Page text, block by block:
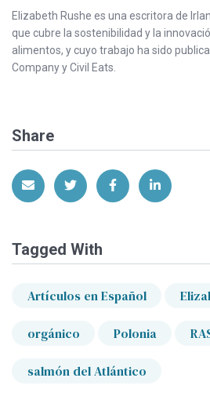
Elizabeth Rushe es una escritora de
que cubre la sostenibilidad y la
alimentos, y cuyo trabajo ha sido
Company y Civil Eats.
Share
Share via EmailShare on Twitter
Share onShare on
Tagged With
Artículos en Español
orgánico Polonia
salmón del Atlántico